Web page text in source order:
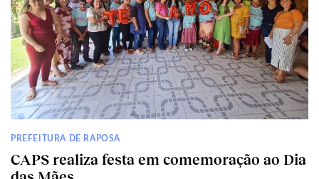
PREFEITURA DE RAPOSA
CAPS realiza festa em comemoração ao Dia